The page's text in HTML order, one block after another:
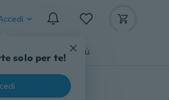
solo per te!
animali Di più